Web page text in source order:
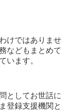
けではありませ
などもまとめて
います。
としてお世話に
登録支援機関と